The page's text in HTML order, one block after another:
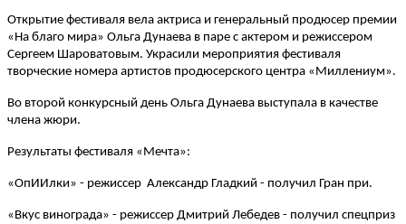
Открытие фестиваля вела актриса и генеральный продюсер премии
«На благо мира» Ольга Дунаева в паре с актером и режиссером
Сергеем Шароватовым. Украсили мероприятия фестиваля
творческие номера артистов продюсерского центра «Миллениум».
Во второй конкурсный день Ольга Дунаева выступала в качестве
члена жюри.
Результаты фестиваля «Мечта»:
«ОпИИлки» - режиссер Александр Гладкий - получил Гран при.
«Вкус винограда» - режиссер Дмитрий Лебедев - получил спецприз